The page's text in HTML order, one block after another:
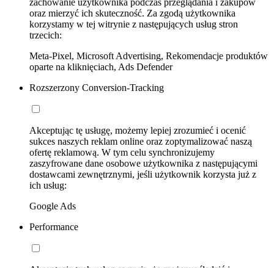
zachowanie użytkownika podczas przeglądania i zakupów
oraz mierzyć ich skuteczność. Za zgodą użytkownika
korzystamy w tej witrynie z następujących usług stron
trzecich:
Meta-Pixel, Microsoft Advertising, Rekomendacje produktów
oparte na kliknięciach, Ads Defender
Rozszerzony Conversion-Tracking
Akceptując tę usługę, możemy lepiej zrozumieć i ocenić
sukces naszych reklam online oraz zoptymalizować naszą
ofertę reklamową. W tym celu synchronizujemy
zaszyfrowane dane osobowe użytkownika z następującymi
dostawcami zewnętrznymi, jeśli użytkownik korzysta już z
ich usług:
Google Ads
Performance